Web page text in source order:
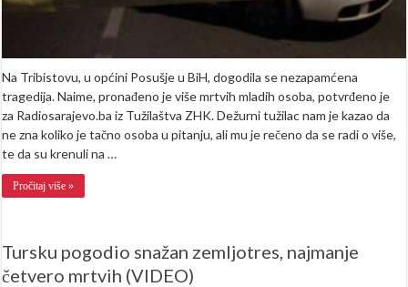
Na Tribistovu, u općini Posušje u BiH, dogodila se nezapamćena
tragedija. Naime, pronađeno je više mrtvih mladih osoba, potvrđeno je
za Radiosarajevo.ba iz Tužilaštva ZHK. Dežurni tužilac nam je kazao da
ne zna koliko je tačno osoba u pitanju, ali mu je rečeno da se radi o više,
te da su krenuli na …
Pročitaj više »
Tursku pogodio snažan zemljotres, najmanje
četvero mrtvih (VIDEO)